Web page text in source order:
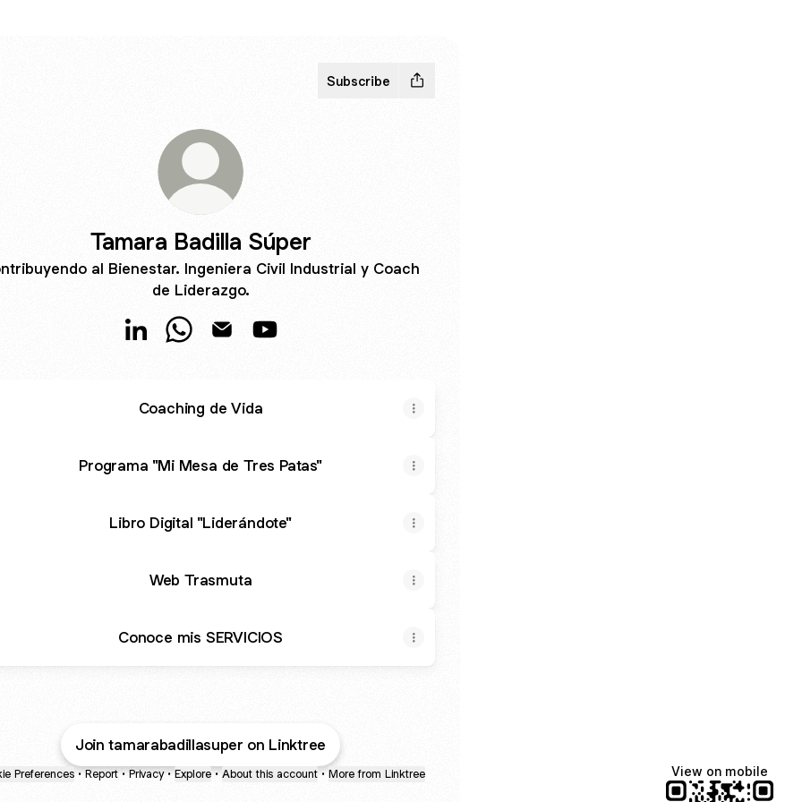
Subscribe
Tamara Badilla Súper
al Bienestar. Ingeniera Civil Industrial y Coach
de Liderazgo.
Coaching de Vida
Programa "Mi Mesa de Tres Patas"
Libro Digital "Liderándote"
Web Trasmuta
Conoce mis SERVICIOS
Join tamarabadillasuper on Linktree
Preferences • Report • Privacy • Explore • About this account • More from Linktree View on mobile